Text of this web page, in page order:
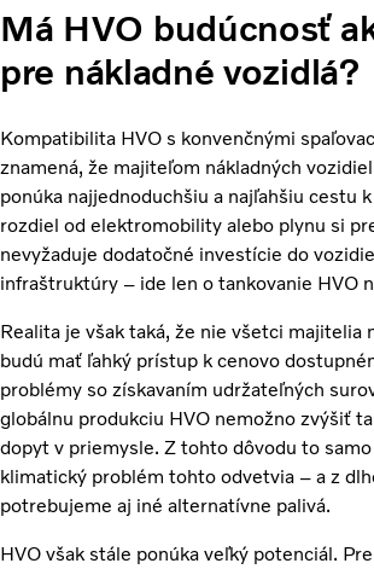
Má HVO budúcnosť
pre nákladné vozidlá?
Kompatibilita HVO s konvenčnými
znamená, že majiteľom nákladných
ponúka najjednoduchšiu a najľahšiu cestu
rozdiel od elektromobility alebo plynu si
nevyžaduje dodatočné investície do
infraštruktúry – ide len o tankovanie HVO
Realita je však taká, že nie všetci majitelia
budú mať ľahký prístup k cenovo
problémy so získavaním udržateľných
globálnu produkciu HVO nemožno zvýšiť
dopyt v priemysle. Z tohto dôvodu to
klimatický problém tohto odvetvia – a z
potrebujeme aj iné alternatívne palivá.
HVO však stále ponúka veľký potenciál.